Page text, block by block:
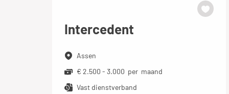
Intercedent
Assen
€ 2.500 - 3.000 per maand
Vast dienstverband